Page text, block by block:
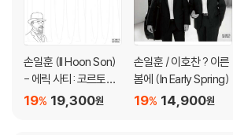
손일훈 (Il Hoon Son)
- 에릭 사티: 코르토가
6번지 (Erik Satie: 6 R
19,300원
19%
손일훈 / 이호찬 ? 이른
봄에 (In Early Spring)
14,900원
19%